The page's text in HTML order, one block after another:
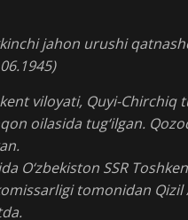
jahon urushi
viloyati, Quyi-Chirchiq
oilasida tug‘ilgan.
O‘zbekiston SSR
tomonidan Qizil